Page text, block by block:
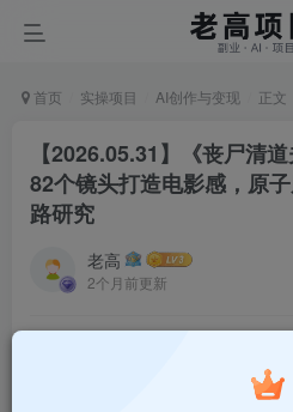
首页 实操项目 AI创作与变现 正文
【2026.05.31】《丧尸清
82个镜头打造电影感，原
路研究
老高
2个月前更新